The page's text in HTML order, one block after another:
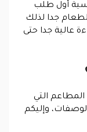
أول طلب
جدا لذلك
عالية جدا حتى
التي
وإليكم